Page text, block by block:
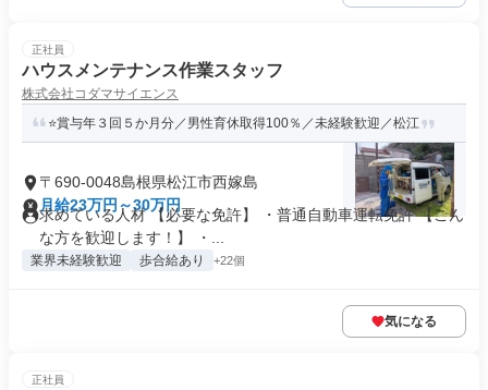
正社員
ハウスメンテナンス作業スタッフ
株式会社コダマサイエンス
⭐賞与年３回５か月分／男性育休取得100％／未経験歓迎／松江
〒690-0048島根県松江市西嫁島
月給23万円～30万円
求めている人材 【必要な免許】 ・普通自動車運転免許 【こん
な方を歓迎します！】 ・...
業界未経験歓迎 歩合給あり +22個
気になる
正社員